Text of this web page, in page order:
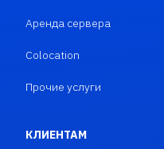
Аренда сервера
Colocation
Прочие услуги
КЛИЕНТАМ